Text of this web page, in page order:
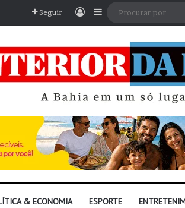
Seguir EntrarBarra Lateral
& ECONOMIA ESPORTE